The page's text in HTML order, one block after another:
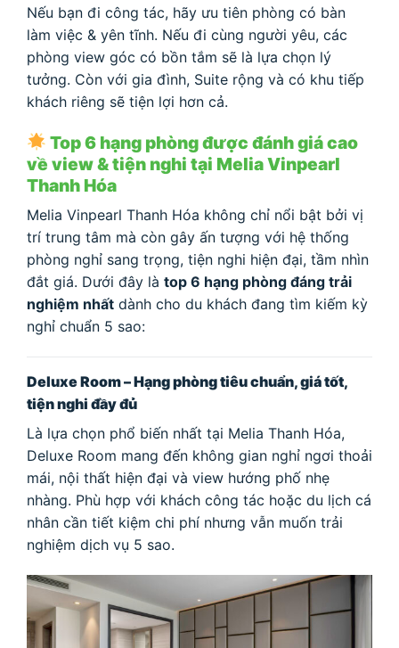
Nếu bạn đi công tác, hãy ưu tiên phòng có bàn
làm việc & yên tĩnh. Nếu đi cùng người yêu, các
phòng view góc có bồn tắm sẽ là lựa chọn lý
tưởng. Còn với gia đình, Suite rộng và có khu tiếp
khách riêng sẽ tiện lợi hơn cả.
Top 6 hạng phòng được đánh giá cao
về view & tiện nghi tại Melia Vinpearl
Thanh Hóa
Melia Vinpearl Thanh Hóa không chỉ nổi bật bởi vị
trí trung tâm mà còn gây ấn tượng với hệ thống
phòng nghỉ sang trọng, tiện nghi hiện đại, tầm nhìn
đắt giá. Dưới đây là top 6 hạng phòng đáng trải
nghiệm nhất dành cho du khách đang tìm kiếm kỳ
nghỉ chuẩn 5 sao:
Deluxe Room – Hạng phòng tiêu chuẩn, giá tốt,
tiện nghi đầy đủ
Là lựa chọn phổ biến nhất tại Melia Thanh Hóa,
Deluxe Room mang đến không gian nghỉ ngơi thoải
mái, nội thất hiện đại và view hướng phố nhẹ
nhàng. Phù hợp với khách công tác hoặc du lịch cá
nhân cần tiết kiệm chi phí nhưng vẫn muốn trải
nghiệm dịch vụ 5 sao.